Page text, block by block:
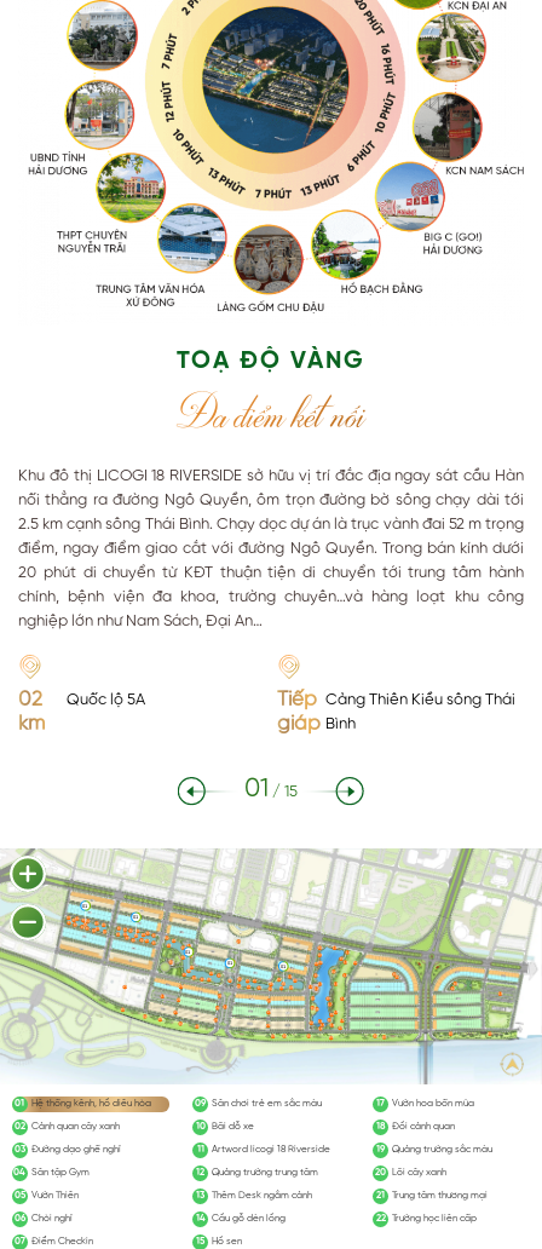
TOẠ ĐỘ VÀNG
Đa điểm kết nối
Khu đô thị LICOGI 18 RIVERSIDE sở hữu vị trí đắc địa ngay sát cầu Hàn
nối thẳng ra đường Ngô Quyền, ôm trọn đường bờ sông chạy dài tới
2.5 km cạnh sông Thái Bình. Chạy dọc dự án là trục vành đai 52 m trọng
điểm, ngay điểm giao cắt với đường Ngô Quyền. Trong bán kính dưới
20 phút di chuyển từ KĐT thuận tiện di chuyển tới trung tâm hành
chính, bệnh viện đa khoa, trường chuyên…và hàng loạt khu công
nghiệp lớn như Nam Sách, Đại An…
02
km
Quốc lộ 5A
Tiếp
giáp
Cảng Thiên Kiều sông Thái
Bình
01 / 15
01
01
01
01
01
02
02
02
02
02
02
02
02
02 02 02
02
02
02
02
02
02
02
02
02
02
02
02
02
02
02 03
03
03
03
03 03
03
03
03
03
03
03 03
03
03
03
03 03
03
03
03
03
03
03
03
03
03
03
03
03
03
03
04
04
04
04
04
05 05
06
06
06
06
06
06
06
06
06
06
06
06
07
07
07
07
08
09
09
09
09
09
10
10
10
10
10
10
11 12
13
14
15
16
17
18
18
18
18
18
18
18
18
19
20
20
20
20
20
20
20
20
20
21
22
01
01
01
01
01
01 Hệ thống kênh, hồ điều hòa
02 Cảnh quan cây xanh
03 Đường dạo ghế nghỉ
04 Sân tập Gym
05 Vườn Thiền
06 Chòi nghỉ
07 Điểm Checkin
09 Sân chơi trẻ em sắc màu
10 Bãi đỗ xe
11 Artword licogi 18 Riverside
12 Quảng trường trung tâm
13 Thêm Desk ngắm cảnh
14 Cầu gỗ đèn lồng
15 Hồ sen
17 Vườn hoa bốn mùa
18 Đồi cảnh quan
19 Quảng trường sắc màu
20 Lõi cây xanh
21 Trung tâm thương mại
22 Trường học liên cấp